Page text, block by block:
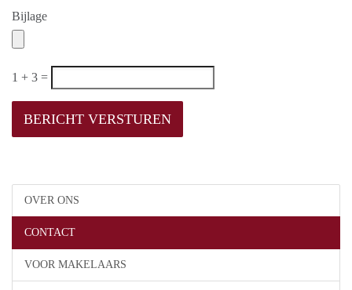
OVER ONS
CONTACT
VOOR MAKELAARS
Bijlage
1 + 3 =